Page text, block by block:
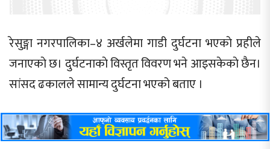
रेसुङ्गा नगरपालिका–४ अर्खलेमा गाडी दुर्घटना भएकाे प्रहीले
जनाएकाे छ। दुर्घटनाकाे विस्तृत विवरण भने आइसकेकाे छैन।
सांसद ढकालले सामान्य दुर्घटना भएको बताए ।